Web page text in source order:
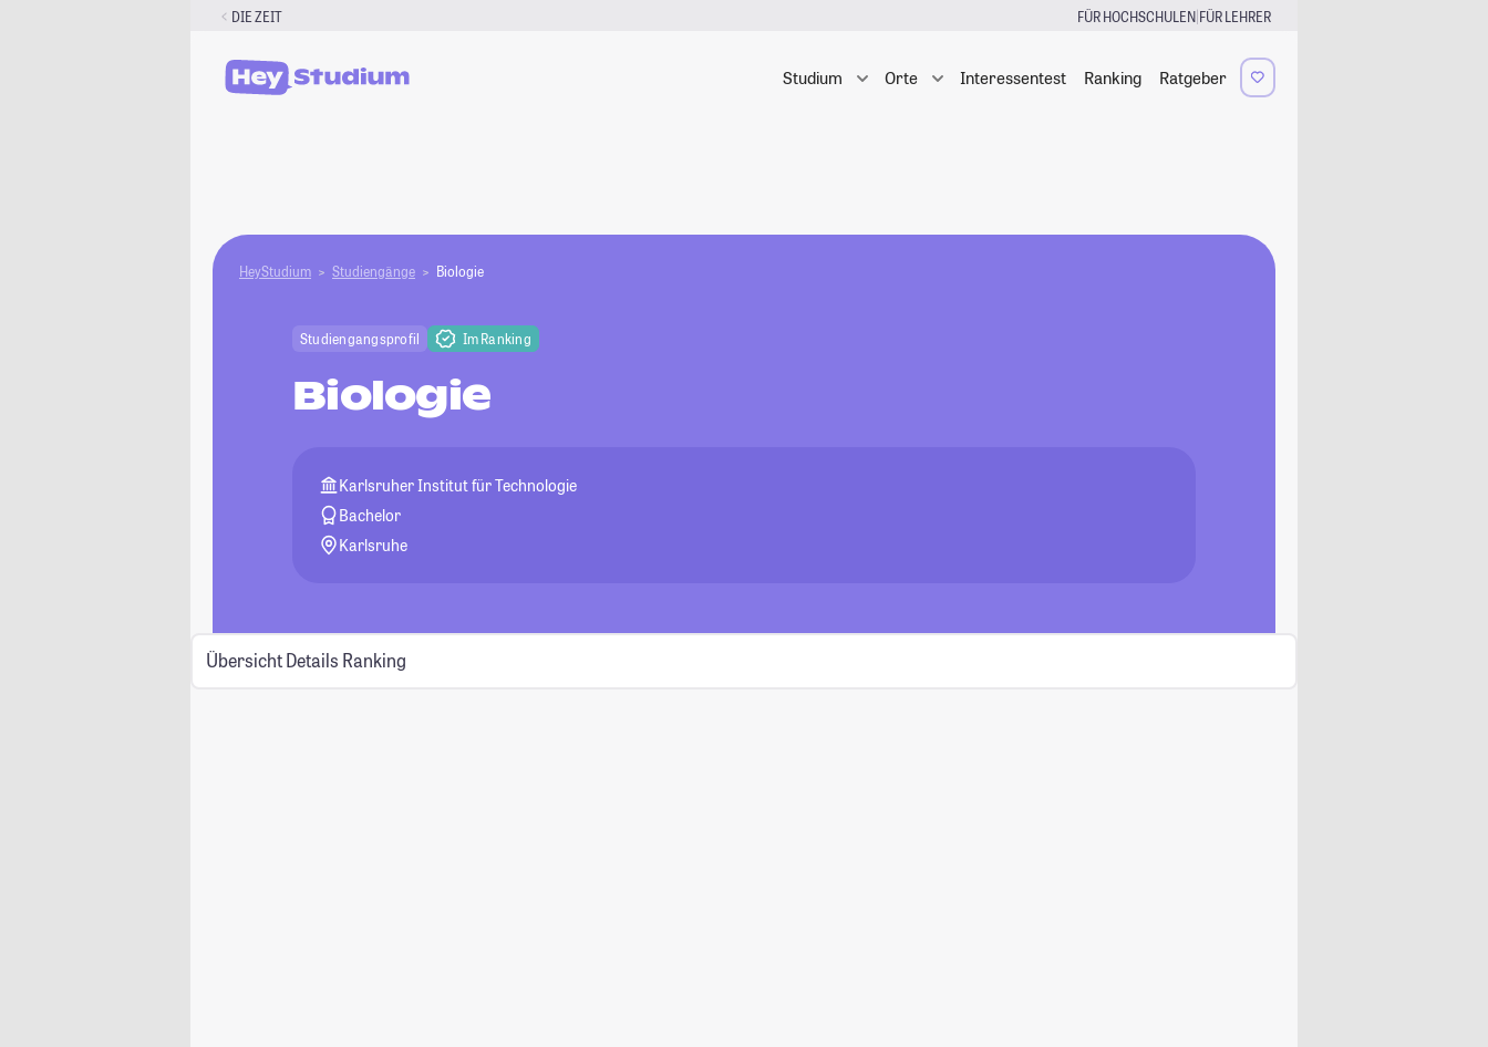
DIE ZEIT FÜR HOCHSCHULEN|FÜR LEHRER
Studium Orte Interessentest Ranking Ratgeber
HeyStudium Studiengänge Biologie
Studiengangsprofil Im Ranking
Biologie
Karlsruher Institut für Technologie
Bachelor
Karlsruhe
Übersicht Details Ranking